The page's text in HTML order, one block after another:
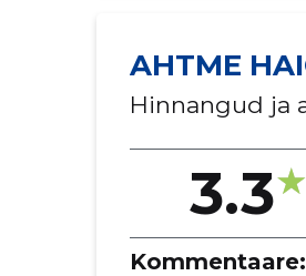
AHTME
Hinnangud ja
3.3
Kommentaare: